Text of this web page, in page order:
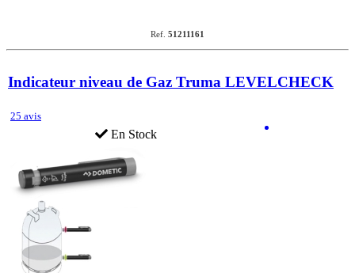
Ref. 51211161
Indicateur niveau de Gaz Truma LEVELCHECK
25 avis
En Stock